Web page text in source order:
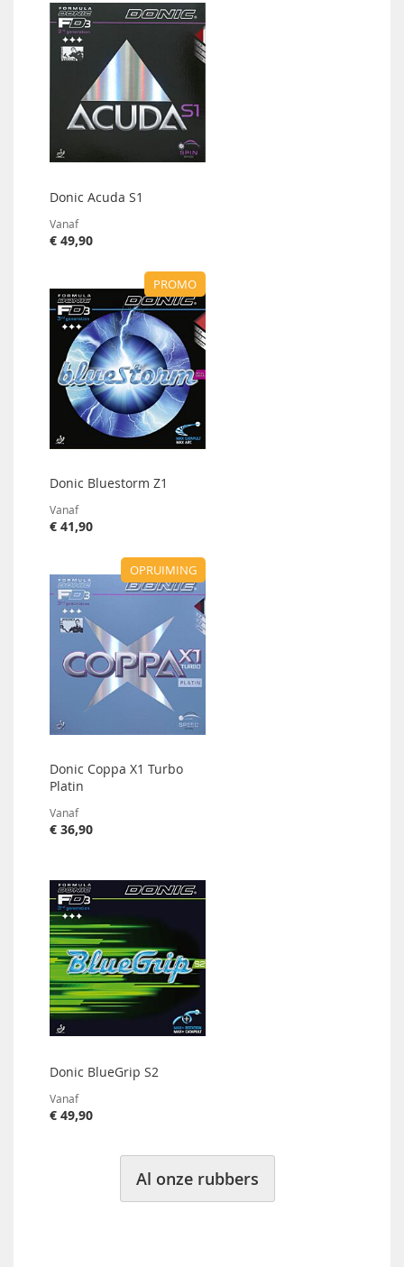
Donic Acuda S1
Vanaf
€ 49,90
PROMO
Donic Bluestorm Z1
Vanaf
€ 41,90
OPRUIMING
Donic Coppa X1 Turbo
Platin
Vanaf
€ 36,90
Donic BlueGrip S2
Vanaf
€ 49,90
Al onze rubbers